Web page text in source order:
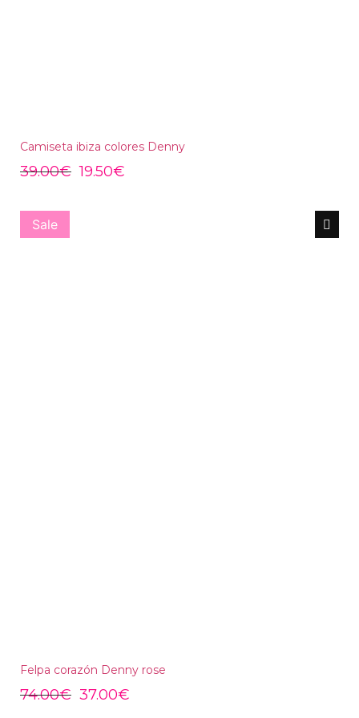
Camiseta ibiza colores Denny
39.00€ 19.50€
Sale
Felpa corazón Denny rose
74.00€ 37.00€